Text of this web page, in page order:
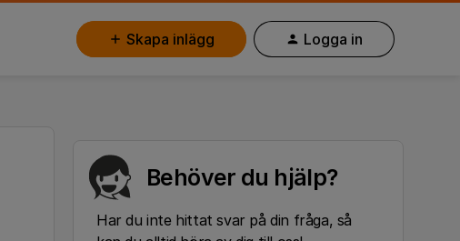
Skapa inlägg Logga in
Behöver du hjälp?
Har du inte hittat svar på din fråga, så